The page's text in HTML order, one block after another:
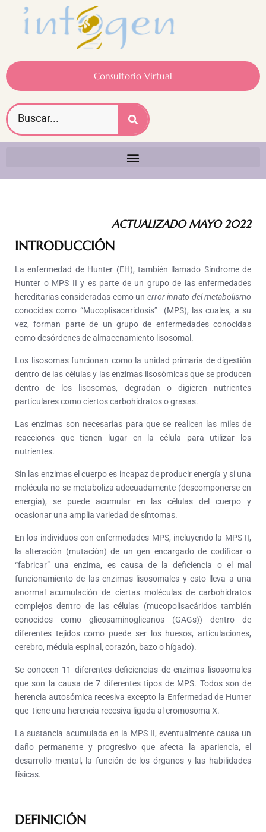
Consultorio Virtual
ACTUALIZADO MAYO 2022
INTRODUCCIÓN
La enfermedad de Hunter (EH), también llamado Síndrome de
Hunter o MPS II y es parte de un grupo de las enfermedades
hereditarias consideradas como un error innato del metabolismo
conocidas como “Mucoplisacaridosis” (MPS), las cuales, a su
vez, forman parte de un grupo de enfermedades conocidas
como desórdenes de almacenamiento lisosomal.
Los lisosomas funcionan como la unidad primaria de digestión
dentro de las células y las enzimas lisosómicas que se producen
dentro de los lisosomas, degradan o digieren nutrientes
particulares como ciertos carbohidratos o grasas.
Las enzimas son necesarias para que se realicen las miles de
reacciones que tienen lugar en la célula para utilizar los
nutrientes.
Sin las enzimas el cuerpo es incapaz de producir energía y si una
molécula no se metaboliza adecuadamente (descomponerse en
energía), se puede acumular en las células del cuerpo y
ocasionar una amplia variedad de síntomas.
En los individuos con enfermedades MPS, incluyendo la MPS II,
la alteración (mutación) de un gen encargado de codificar o
“fabricar” una enzima, es causa de la deficiencia o el mal
funcionamiento de las enzimas lisosomales y esto lleva a una
anormal acumulación de ciertas moléculas de carbohidratos
complejos dentro de las células (mucopolisacáridos también
conocidos como glicosaminoglicanos (GAGs)) dentro de
diferentes tejidos como puede ser los huesos, articulaciones,
cerebro, médula espinal, corazón, bazo o hígado).
Se conocen 11 diferentes deficiencias de enzimas lisosomales
que son la causa de 7 diferentes tipos de MPS. Todos son de
herencia autosómica recesiva excepto la Enfermedad de Hunter
que tiene una herencia recesiva ligada al cromosoma X.
La sustancia acumulada en la MPS II, eventualmente causa un
daño permanente y progresivo que afecta la apariencia, el
desarrollo mental, la función de los órganos y las habilidades
físicas.
DEFINICIÓN